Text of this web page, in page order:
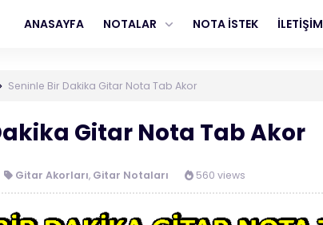
ANASAYFA NOTALAR NOTA İSTEK İLETİŞİM
Seninle Bir Dakika Gitar Nota Tab Akor
Gitar Nota Tab Akor
Gitar Akorları, Gitar Notaları 560 views